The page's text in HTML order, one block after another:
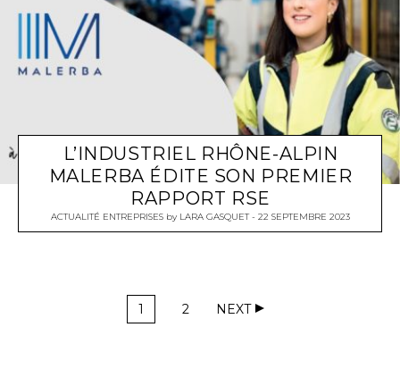
L’INDUSTRIEL RHÔNE-ALPIN
MALERBA ÉDITE SON PREMIER
RAPPORT RSE
ACTUALITÉ ENTREPRISES by LARA GASQUET 22 SEPTEMBRE 2023
1 2 NEXT